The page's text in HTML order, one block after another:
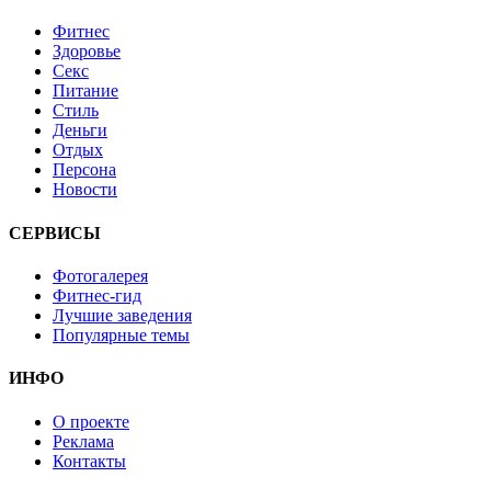
Фитнес
Здоровье
Секс
Питание
Стиль
Деньги
Отдых
Персона
Новости
СЕРВИСЫ
Фотогалерея
Фитнес-гид
Лучшие заведения
Популярные темы
ИНФО
О проекте
Реклама
Контакты